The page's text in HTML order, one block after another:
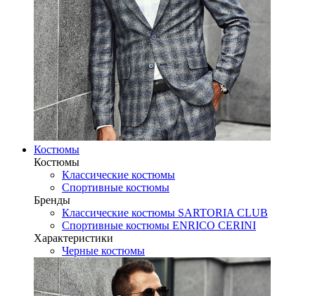
Костюмы
Костюмы
Классические костюмы
Спортивные костюмы
Бренды
Классические костюмы SARTORIA CLUB
Спортивные костюмы ENRICO CERINI
Характеристики
Черные костюмы